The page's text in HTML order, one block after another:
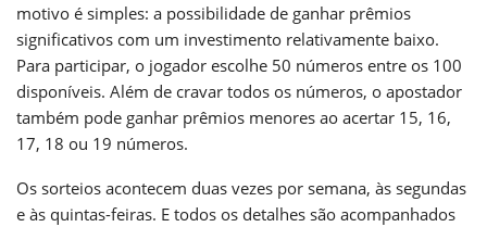
motivo é simples: a possibilidade de ganhar prêmios
significativos com um investimento relativamente baixo.
Para participar, o jogador escolhe 50 números entre os 100
disponíveis. Além de cravar todos os números, o apostador
também pode ganhar prêmios menores ao acertar 15, 16,
17, 18 ou 19 números.
Os sorteios acontecem duas vezes por semana, às segundas
e às quintas-feiras. E todos os detalhes são acompanhados